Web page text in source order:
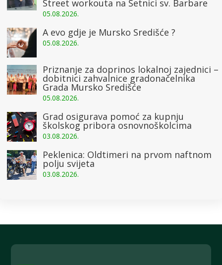
Street workouta na Šetnici sv. Barbare
05.08.2026.
A evo gdje je Mursko Središće ?
05.08.2026.
Priznanje za doprinos lokalnoj zajednici –
dobitnici zahvalnice gradonačelnika
Grada Mursko Središće
05.08.2026.
Grad osigurava pomoć za kupnju
školskog pribora osnovnoškolcima
03.08.2026.
Peklenica: Oldtimeri na prvom naftnom
polju svijeta
03.08.2026.